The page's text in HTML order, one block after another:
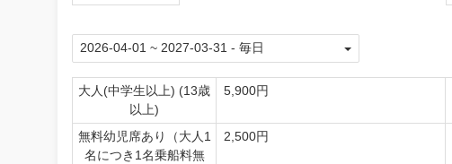
大人(中学生以上) (13歳
以上)
5,900円
無料幼児席あり（大人1
名につき1名乗船料無
2,500円